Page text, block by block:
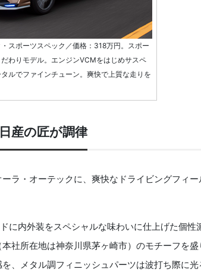
スポーツスペック／価格：318万円。スポー
わりモデル。エンジンVCMをはじめサスペ
ルでファインチューン。爽快で上質な走りを
産の匠が調律
ラ・オーテックに、爽快なドライビングフィー
内外装をスペシャルな味わいに仕上げた個性
社所在地は神奈川県茅ヶ崎市）のモチーフを盛
、メタル調フィニッシュパーツは波打ち際に